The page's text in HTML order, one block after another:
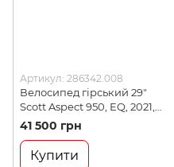
Артикул: 286342.008
Велосипед гірський 29"
Scott Aspect 950, EQ, 2021,
M, Black (286342.008)
41 500 грн
Купити